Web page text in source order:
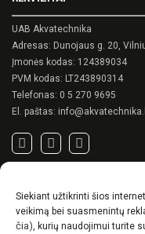
Siekiant užtikrinti šios
veikimą bei suasmenintų
čia), kurių naudojimui turite
UAB Akvatechnika
Adresas: Dunojaus g. 20,
Įmonės kodas: 124389034
PVM kodas: LT243890314
Telefonas: 0 5 270 9695
El. paštas:
Privatumo politika
Pirkimo sąlygos